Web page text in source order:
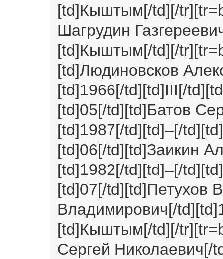
[td]Кыштым[/td][/
Шагрудин
[td]Кыштым[/td][/
[td]Людиновсков
[td]1966[/td][td]III[/
[td]05[/td][td]Батов
[td]1987[/td][td]–[/
[td]06[/td][td]Заикин
[td]1982[/td][td]–[/
[td]07[/td][td]Петухов
Владимирович[/
[td]Кыштым[/td][/
Сергей Николаевич[/